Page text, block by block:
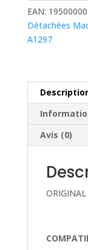
BATTERIE
MACBOOK
PRO
A1297
EAN:
Détachées
A1297
Avis (0)